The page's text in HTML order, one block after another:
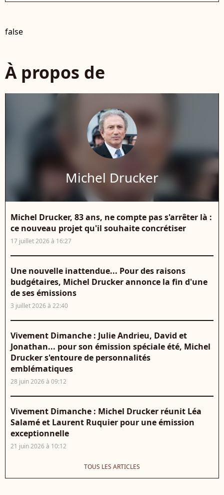
false
À propos de
Michel Drucker
Michel Drucker, 83 ans, ne compte pas s'arrêter là :
ce nouveau projet qu'il souhaite concrétiser
17 juillet 2026 à 16:27
Une nouvelle inattendue... Pour des raisons
budgétaires, Michel Drucker annonce la fin d'une
de ses émissions
3 juillet 2026 à 22:40
Vivement Dimanche : Julie Andrieu, David et
Jonathan... pour son émission spéciale été, Michel
Drucker s'entoure de personnalités
emblématiques
28 juin 2026 à 09:12
Vivement Dimanche : Michel Drucker réunit Léa
Salamé et Laurent Ruquier pour une émission
exceptionnelle
21 juin 2026 à 10:12
TOUS LES ARTICLES